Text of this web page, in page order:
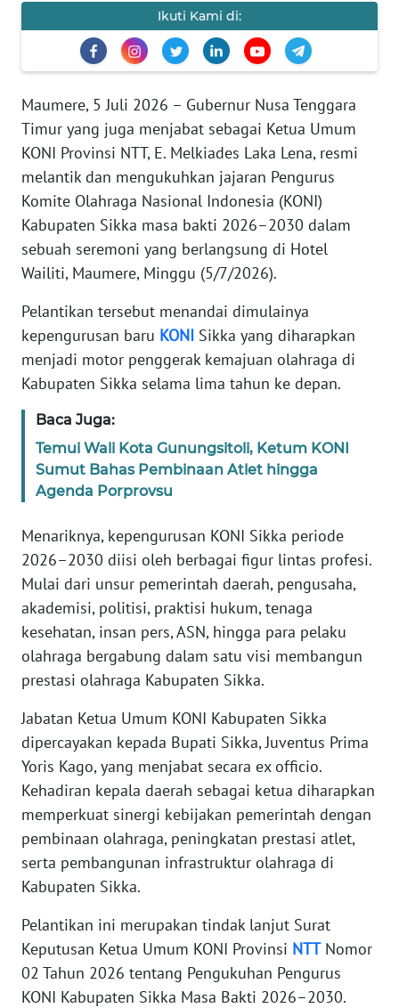
Ikuti Kami di:
Maumere, 5 Juli 2026 – Gubernur Nusa Tenggara
Timur yang juga menjabat sebagai Ketua Umum
KONI Provinsi NTT, E. Melkiades Laka Lena, resmi
melantik dan mengukuhkan jajaran Pengurus
Komite Olahraga Nasional Indonesia (KONI)
Kabupaten Sikka masa bakti 2026–2030 dalam
sebuah seremoni yang berlangsung di Hotel
Wailiti, Maumere, Minggu (5/7/2026).
Pelantikan tersebut menandai dimulainya
kepengurusan baru KONI Sikka yang diharapkan
menjadi motor penggerak kemajuan olahraga di
Kabupaten Sikka selama lima tahun ke depan.
Baca Juga:
Temui Wali Kota Gunungsitoli, Ketum KONI
Sumut Bahas Pembinaan Atlet hingga
Agenda Porprovsu
Menariknya, kepengurusan KONI Sikka periode
2026–2030 diisi oleh berbagai figur lintas profesi.
Mulai dari unsur pemerintah daerah, pengusaha,
akademisi, politisi, praktisi hukum, tenaga
kesehatan, insan pers, ASN, hingga para pelaku
olahraga bergabung dalam satu visi membangun
prestasi olahraga Kabupaten Sikka.
Jabatan Ketua Umum KONI Kabupaten Sikka
dipercayakan kepada Bupati Sikka, Juventus Prima
Yoris Kago, yang menjabat secara ex officio.
Kehadiran kepala daerah sebagai ketua diharapkan
memperkuat sinergi kebijakan pemerintah dengan
pembinaan olahraga, peningkatan prestasi atlet,
serta pembangunan infrastruktur olahraga di
Kabupaten Sikka.
Pelantikan ini merupakan tindak lanjut Surat
Keputusan Ketua Umum KONI Provinsi NTTNomor
02 Tahun 2026 tentang Pengukuhan Pengurus
KONI Kabupaten Sikka Masa Bakti 2026–2030.
KARIR
DISCLAIMER
Wahana
News
Regional
WN
WN
JAKARTA
WN
WN
BANTEN
WN
NTT
WN
KEPRI
WN
WN
PAPUA
BARAT
WN
RIAU
WN
WN
JAMBI